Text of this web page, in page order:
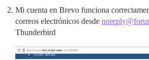
Mi cuenta en Brevo funciona
correos electrónicos desde
Thunderbird